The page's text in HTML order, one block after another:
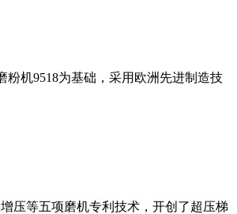
机9518为基础，采用欧洲先进制造技
压等五项磨机专利技术，开创了超压梯